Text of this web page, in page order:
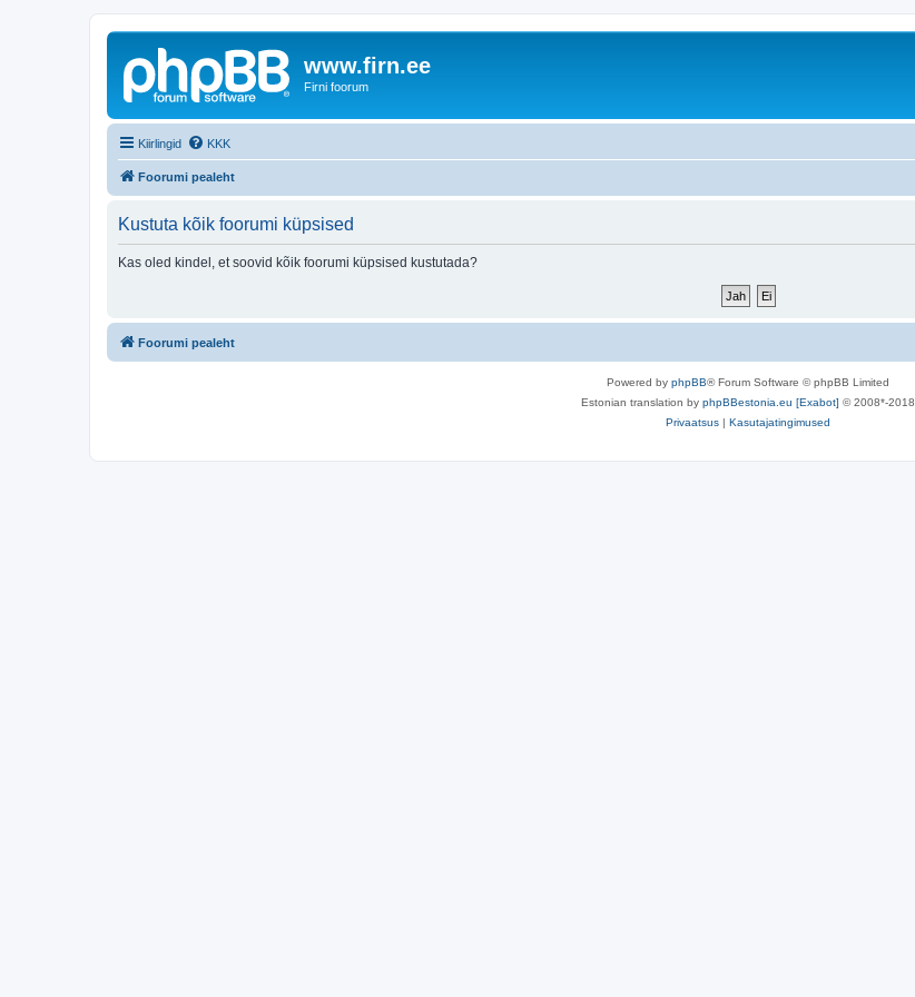
www.firn.ee
Firni foorum
Kiirlingid KKK
Foorumi pealeht
Kustuta kõik foorumi küpsised
Kas oled kindel, et soovid kõik foorumi küpsised kustutada?
Foorumi pealeht
Powered by phpBB® Forum Software © phpBB Limited
Estonian translation by phpBBestonia.eu [Exabot] © 2008*-2018
Privaatsus | Kasutajatingimused